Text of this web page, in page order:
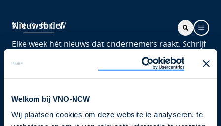
Welkom bij VNO-NCW
Wij plaatsen cookies om deze website te analyseren, te
Nieuwsbrief
Elke week hét nieuws dat ondernemers raakt. Schrijf
je nu in voor de VNO-NCW nieuwsbrief.
Schrijf je in
Direct naar